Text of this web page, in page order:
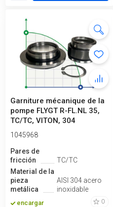
Garniture mécanique de la
pompe FLYGT R-FL.NL 35,
TC/TC, VITON, 304
1045968
Pares de
fricción
TC/TC
Material de la
pieza
metálica
AISI 304 acero
inoxidable
encargar 0